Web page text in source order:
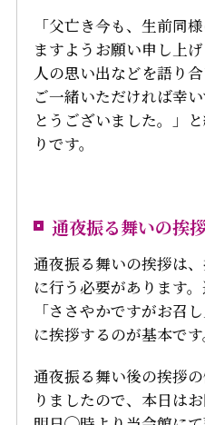
「父亡き今も、生前同
ますようお願い申し上
人の思い出などを語り
ご一緒いただければ幸
とうございました。」
りです。
通夜振る舞いの挨
通夜振る舞いの挨拶は
に行う必要があります
「ささやかですがお召
に挨拶するのが基本です
通夜振る舞い後の挨拶
りましたので、本日は